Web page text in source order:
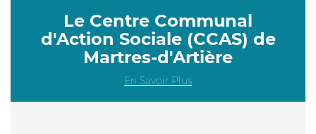
Le Centre Communal
d'Action Sociale (CCAS) de
Martres-d'Artière
En Savoir Plus